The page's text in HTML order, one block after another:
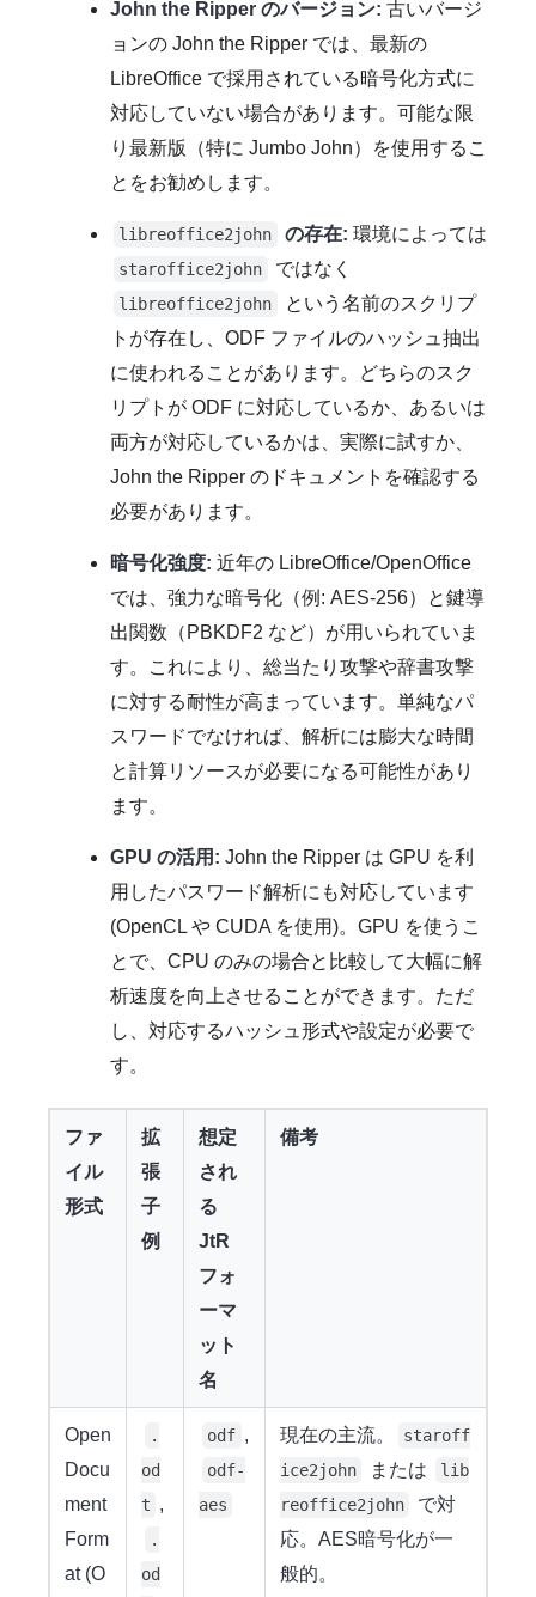
John the Ripper のバージョン: 古いバージ
ョンの John the Ripper では、最新の
LibreOffice で採用されている暗号化方式に
対応していない場合があります。可能な限
り最新版（特に Jumbo John）を使用するこ
とをお勧めします。
libreoffice2john の存在: 環境によっては
staroffice2john ではなく
libreoffice2john
という名前のスクリプ
トが存在し、ODF ファイルのハッシュ抽出
に使われることがあります。どちらのスク
リプトが ODF に対応しているか、あるいは
両方が対応しているかは、実際に試すか、
John the Ripper のドキュメントを確認する
必要があります。
暗号化強度: 近年の LibreOffice/OpenOffice
では、強力な暗号化（例: AES-256）と鍵導
出関数（PBKDF2 など）が用いられていま
す。これにより、総当たり攻撃や辞書攻撃
に対する耐性が高まっています。単純なパ
スワードでなければ、解析には膨大な時間
と計算リソースが必要になる可能性があり
ます。
GPU の活用: John the Ripper は GPU を利
用したパスワード解析にも対応しています
(OpenCL や CUDA を使用)。GPU を使うこ
とで、CPU のみの場合と比較して大幅に解
析速度を向上させることができます。ただ
し、対応するハッシュ形式や設定が必要で
す。
ファ
イル
形式
拡
張
子
例
想定
され
る
JtR
フォ
ーマ
ット
名
備考
Open
Docu
ment
Form
at (O
.
od
t ,
.
od
odf ,
odf-
aes
現在の主流。
staroff
ice2john
または
lib
reoffice2john
で対
応。AES暗号化が一
般的。